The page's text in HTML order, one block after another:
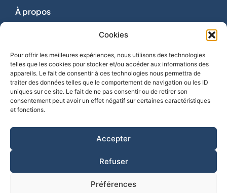
Cookies
Pour offrir les meilleures expériences, nous utilisons des technologies
telles que les cookies pour stocker et/ou accéder aux informations des
appareils. Le fait de consentir à ces technologies nous permettra de
traiter des données telles que le comportement de navigation ou les ID
uniques sur ce site. Le fait de ne pas consentir ou de retirer son
consentement peut avoir un effet négatif sur certaines caractéristiques
et fonctions.
Accepter
Refuser
Préférences
À propos
Vie privée